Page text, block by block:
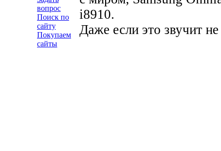
вопрос
Поиск по
сайту
Покупаем
сайты
i8910.
Даже если это звучит